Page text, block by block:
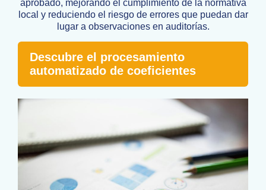
aprobado, mejorando el cumplimiento de la normativa
local y reduciendo el riesgo de errores que puedan dar
lugar a observaciones en auditorías.
Descubre el procesamiento
automatizado de coeficientes